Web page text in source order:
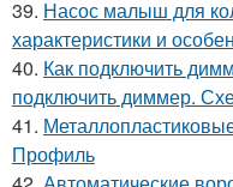
39. Насос малыш для
характеристики и
40. Как подключить
подключить диммер.
41.
Профиль